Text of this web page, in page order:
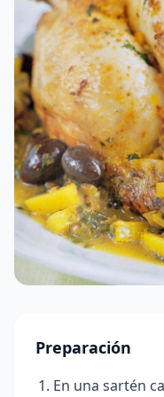
Preparación
En una sartén